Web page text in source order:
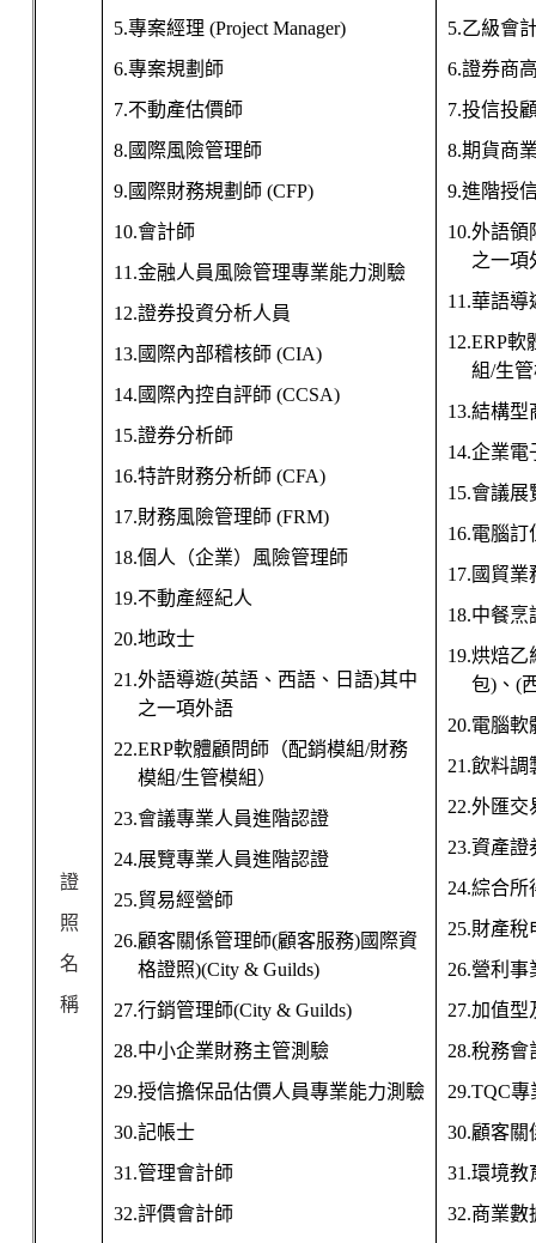
證
照
名
稱
5.專案經理 (Project Manager)
6.專案規劃師
7.不動產估價師
8. 國際風險管理師
9. 國際財務規劃師 (CFP)
10.會計師
11.金融人員風險管理專業能力測驗
12.證券投資分析人員
13. 國際內部稽核師 (CIA)
14. 國際內控自評師 (CCSA)
15.證券分析師
16.特許財務分析師 (CFA)
17.財務風險管理師 (FRM)
18.個人（企業）風險管理師
19.不動產經紀人
20.地政士
21.外語導遊(英語、西語、日語)其中
之一項外語
22.ERP軟體顧問師（配銷模組/財務
模組/生管模組）
23.會議專業人員進階認證
24.展覽專業人員進階認證
25.貿易經營師
26.顧客關係管理師(顧客服務)國際資
格證照)(City & Guilds)
27.行銷管理師(City & Guilds)
28.中小企業財務主管測驗
29.授信擔保品估價人員專業能力測驗
30.記帳士
31.管理會計師
32.評價會計師
5.乙級會
6.證券商
7.投信投
8.期貨商
9.進階授
10.外語領
之一項
11.華語導
12.ERP軟
組/生
13.結構型
14.企業電
15.會議展
16.電腦訂
17. 國貿業
18.中餐烹
19.烘焙乙
包) 、 (
20.電腦軟
21.飲料調
22.外匯交
23.資產證
24.綜合所
25.財產稅
26.營利事
27.加值型
28.稅務會
29.TQC專
30.顧客關
31.環境教
32.商業數